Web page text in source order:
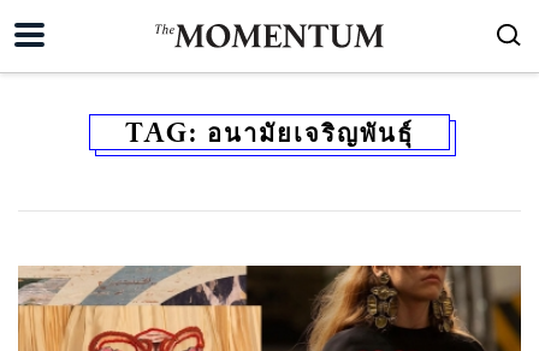
TAG: อนามัยเจริญพันธุ์